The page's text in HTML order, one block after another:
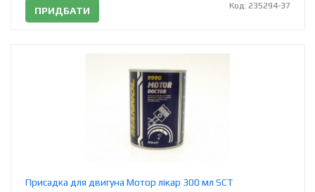
ПРИДБАТИ Код: 235294-37
Присадка для двигуна Мотор лікар 300 мл SCT